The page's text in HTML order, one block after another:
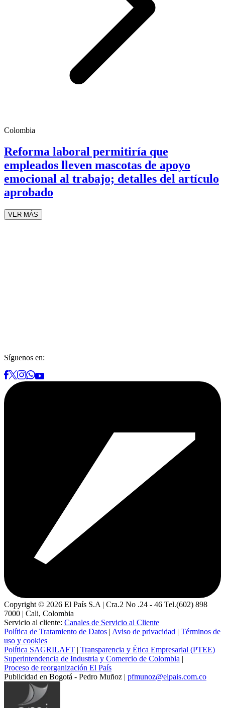
Colombia
Reforma laboral permitiría que
empleados lleven mascotas de apoyo
emocional al trabajo; detalles del artículo
aprobado
VER MÁS
Síguenos en:
Copyright © 2026 El País S.A | Cra.2 No .24 - 46 Tel.(602) 898
7000 | Cali, Colombia
Servicio al cliente: Canales de Servicio al Cliente
Política de Tratamiento de Datos | Aviso de privacidad | Términos de
uso y cookies
Política SAGRILAFT | Transparencia y Ética Empresarial (PTEE)
Superintendencia de Industria y Comercio de Colombia |
Proceso de reorganización El País
Publicidad en Bogotá - Pedro Muñoz | pfmunoz@elpais.com.co